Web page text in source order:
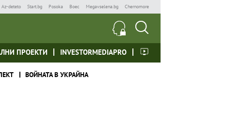
Az-deteto Start.bg Posoka Boec Megavselena.bg Chernomore
ПРОЕКТИ INVESTORMEDIAPRO
ВОЙНАТА В УКРАЙНА